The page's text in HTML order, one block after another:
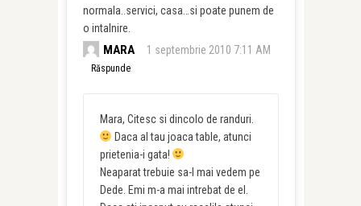
normala..servici, casa…si poate punem de
o intalnire.
MARA 1 septembrie 2010 7:11 AM
Răspunde
Mara, Citesc si dincolo de randuri.
Daca al tau joaca table, atunci
prietenia-i gata!
Neaparat trebuie sa-l mai vedem pe
Dede. Emi m-a mai intrebat de el.